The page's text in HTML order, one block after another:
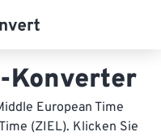
Konverter
European Time
(ZIEL). Klicken Sie